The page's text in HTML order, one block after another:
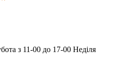
з 11-00 до 17-00 Неділя